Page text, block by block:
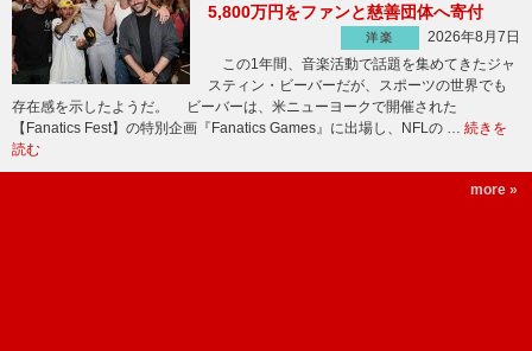
5,800万円をファンと慈善団体へ寄付
洋楽
2026年8月7日
この1年間、音楽活動で話題を集めてきたジャ
スティン・ビーバーだが、スポーツの世界でも
存在感を示したようだ。 ビーバーは、米ニューヨークで開催された
【Fanatics Fest】の特別企画『Fanatics Games』に出場し、NFLの … 続きを
読む
more »